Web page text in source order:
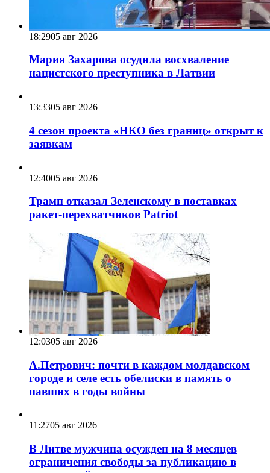
18:2905 авг 2026
Мария Захарова осудила восхваление
нацистского преступника в Латвии
13:3305 авг 2026
4 сезон проекта «НКО без границ» открыт к
заявкам
12:4005 авг 2026
Трамп отказал Зеленскому в поставках
ракет-перехватчиков Patriot
12:0305 авг 2026
А.Петрович: почти в каждом молдавском
городе и селе есть обелиски в память о
павших в годы войны
11:2705 авг 2026
В Литве мужчина осужден на 8 месяцев
ограничения свободы за публикацию в